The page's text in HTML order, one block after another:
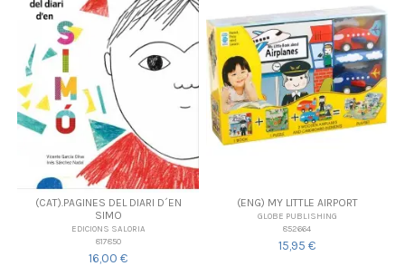
(CAT).PAGINES DEL DIARI D´EN
SIMO
EDICIONS SALORIA
817850
16,00 €
(ENG) MY LITTLE AIRPORT
GLOBE PUBLISHING
852664
15,95 €